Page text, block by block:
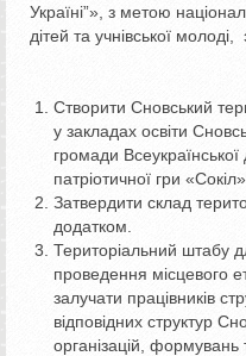
Україні”», з метою
дітей та учнівської молоді,
Створити Сновський
у закладах освіти
громади
патріотичної гри
Затвердити склад
додатком.
Територіальний штабу
проведення місцевого
залучати працівників
відповідних структур
організацій, формувань